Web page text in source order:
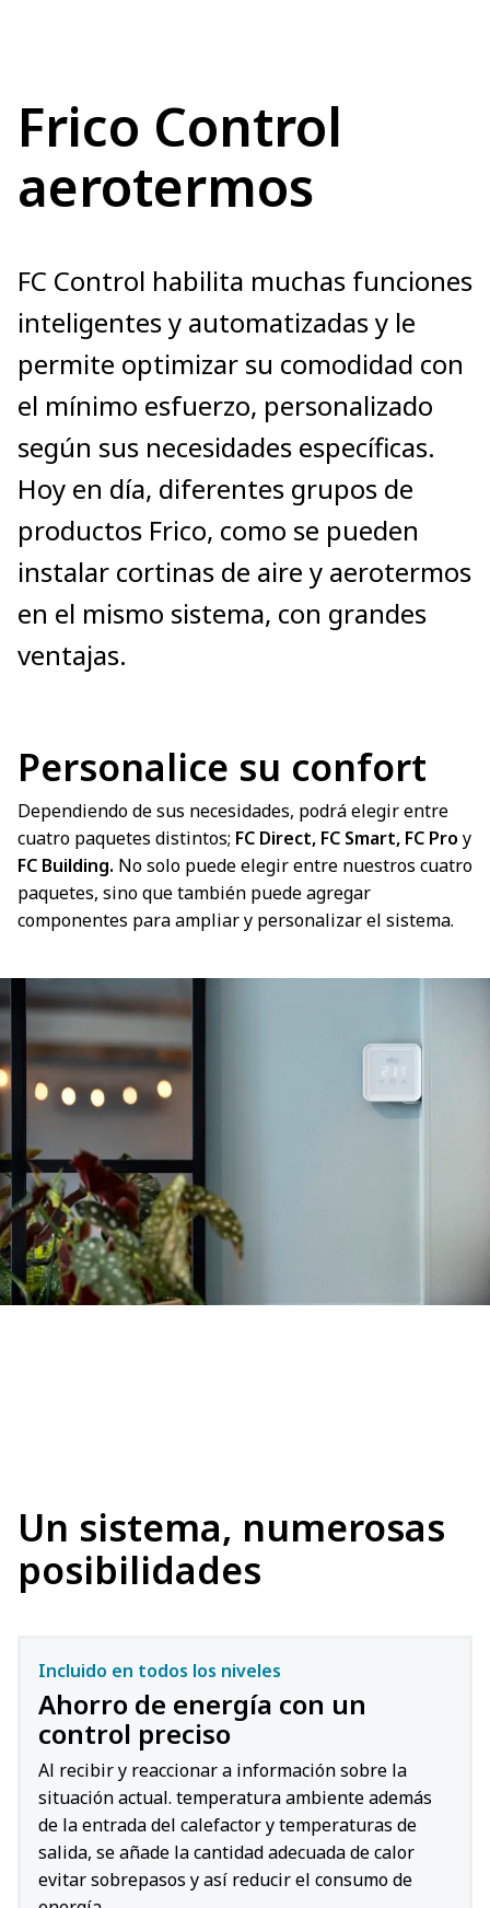
Frico Control
aerotermos
FC Control habilita muchas funciones
inteligentes y automatizadas y le
permite optimizar su comodidad con
el mínimo esfuerzo, personalizado
según sus necesidades específicas.
Hoy en día, diferentes grupos de
productos Frico, como se pueden
instalar cortinas de aire y aerotermos
en el mismo sistema, con grandes
ventajas.
Personalice su confort
Dependiendo de sus necesidades, podrá elegir entre
cuatro paquetes distintos; FC Direct, FC Smart, FC Pro y
FC Building. No solo puede elegir entre nuestros cuatro
paquetes, sino que también puede agregar
componentes para ampliar y personalizar el sistema.
Un sistema, numerosas
posibilidades
Ahorro de energía con un
control preciso
Incluido en todos los niveles
Al recibir y reaccionar a información sobre la
situación actual. temperatura ambiente además
de la entrada del calefactor y temperaturas de
salida, se añade la cantidad adecuada de calor
evitar sobrepasos y así reducir el consumo de